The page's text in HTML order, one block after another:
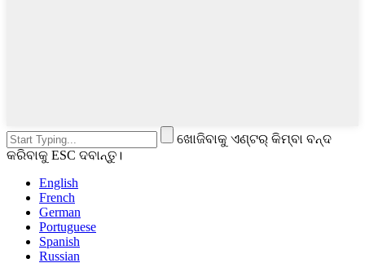
ଖୋଜିବାକୁ ଏଣ୍ଟର୍ କିମ୍ବା ବନ୍ଦ
କରିବାକୁ ESC ଦବାନ୍ତୁ।
English
French
German
Portuguese
Spanish
Russian